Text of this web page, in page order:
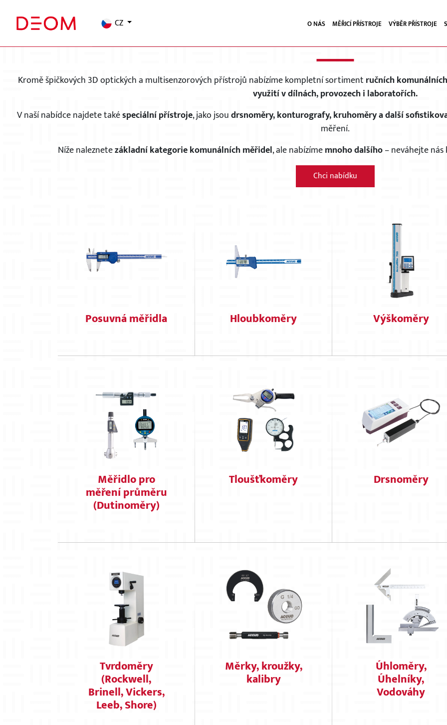
CZ O NÁS MĚŘICÍ PŘÍSTROJE VÝBĚR PŘÍSTROJE
KOMUNÁLNÍ MĚŘIDLA
Kromě špičkových 3D optických a multisenzorových přístrojů nabízíme kompletní sortiment ručních
využití v dílnách, provozech i laboratořích.
V naší nabídce najdete takéspeciální přístroje, jako jsoudrsnoměry, konturografy, kruhoměry a další
měření.
Níže naleznetezákladní kategorie komunálních měřidel, ale nabízímemnoho dalšího– neváhejte nás
Chci nabídku
Posuvná měřidla Hloubkoměry Výškoměry
Měřidlo pro
měření průměru
(Dutinoměry)
Tloušťkoměry Drsnoměry
Tvrdoměry
(Rockwell,
Brinell, Vickers,
Leeb, Shore)
Měrky, kroužky,
kalibry
Úhloměry,
Úhelníky,
Vodováhy